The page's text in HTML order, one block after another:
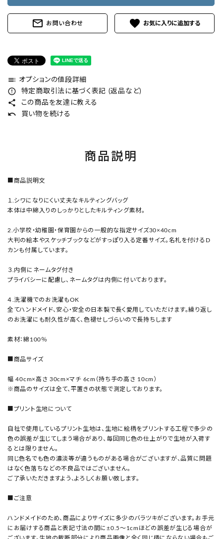
mail_outline お問い合わせ favorite
toc オプションの値段詳細
error_outline 特定商取引法に基づく表記 (返品など)
share この商品を友達に教える
undo 買い物を続ける
商品説明
■商品説明文
１.シワになりにくい丈夫なキルティングバッグ
本体は中綿入りのしっかりとしたキルティング素材。
2.小学校・幼稚園・保育園からの一般的な指定サイズ30×40cm
大判の絵本やスケッチブックなどがすっぽり入る定番サイズ。名札を付けるD
カンも付属しています。
３.内側にネームタグ付き
プライバシーに配慮し、ネームタグは内側に付いております。
４.洗濯機でのお洗濯もOK
全てハンドメイド、安心・安全の日本製で長く愛用していただけます。繰り返し
のお洗濯にも耐久性が高く、色褪せしづらいので長持ちします
素材：綿100％
■商品サイズ
幅 40cm×高さ 30cm×マチ 6cm（持ち手の高さ 10cm）
※商品のサイズは全て、平置きの状態で測定しております。
■プリント生地について
自社で使用しているプリント生地は、生地に絵柄をプリントする工程で多少の
色の誤差が生じてしまう場合があり、毎回同じ色の仕上がりで生地が入荷す
るとは限りません。
同じ色名でも色の濃淡等が違うものがある場合がございますが、品質に問題
はなく色落ちなどの不良品ではございません。
ご了承いただきますよう、よろしくお願い致します。
■ご注意
ハンドメイドのため、商品によりサイズに多少のバラツキがございます。お手元
にお届けする商品と表記寸法の間に±0.5〜1cmほどの誤差が生じる場合が